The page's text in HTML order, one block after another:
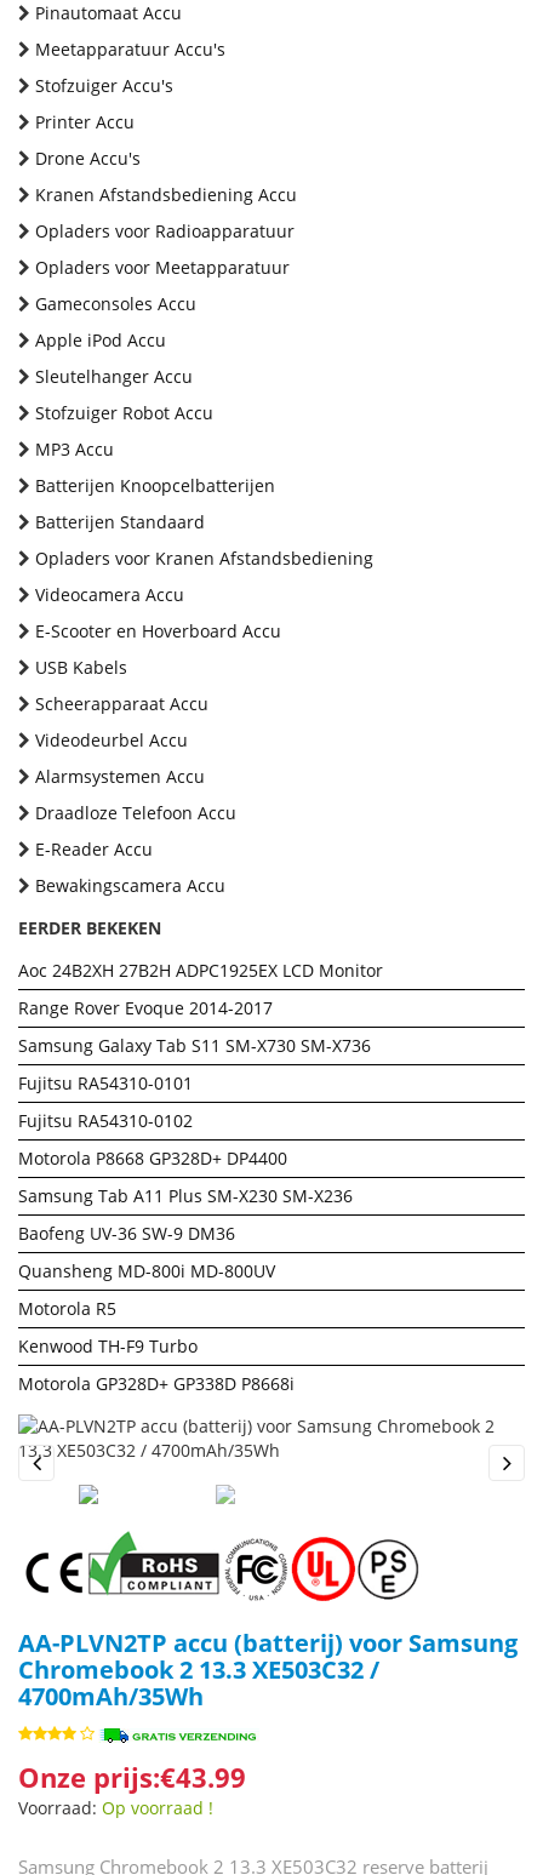
Pinautomaat Accu
Meetapparatuur Accu's
Stofzuiger Accu's
Printer Accu
Drone Accu's
Kranen Afstandsbediening Accu
Opladers voor Radioapparatuur
Opladers voor Meetapparatuur
Gameconsoles Accu
Apple iPod Accu
Sleutelhanger Accu
Stofzuiger Robot Accu
MP3 Accu
Batterijen Knoopcelbatterijen
Batterijen Standaard
Opladers voor Kranen Afstandsbediening
Videocamera Accu
E-Scooter en Hoverboard Accu
USB Kabels
Scheerapparaat Accu
Videodeurbel Accu
Alarmsystemen Accu
Draadloze Telefoon Accu
E-Reader Accu
Bewakingscamera Accu
EERDER BEKEKEN
Aoc 24B2XH 27B2H ADPC1925EX LCD Monitor
Range Rover Evoque 2014-2017
Samsung Galaxy Tab S11 SM-X730 SM-X736
Fujitsu RA54310-0101
Fujitsu RA54310-0102
Motorola P8668 GP328D+ DP4400
Samsung Tab A11 Plus SM-X230 SM-X236
Baofeng UV-36 SW-9 DM36
Quansheng MD-800i MD-800UV
Motorola R5
Kenwood TH-F9 Turbo
Motorola GP328D+ GP338D P8668i
Previous
AA-PLVN2TP accu (batterij) voor Samsung
Chromebook 2 13.3 XE503C32 /
4700mAh/35Wh
Onze prijs:€43.99
Voorraad: Op voorraad !
Samsung Chromebook 2 13.3 XE503C32 reserve batterij